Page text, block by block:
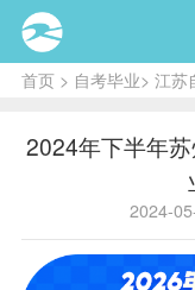
首页> 自考毕业> 江苏
2024年下半年
2024-